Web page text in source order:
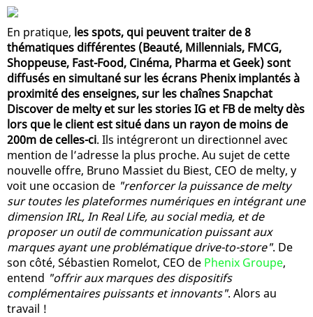
En pratique, les spots, qui peuvent traiter de 8
thématiques différentes (Beauté, Millennials, FMCG,
Shoppeuse, Fast-Food, Cinéma, Pharma et Geek) sont
diffusés en simultané sur les écrans Phenix implantés à
proximité des enseignes, sur les chaînes Snapchat
Discover de melty et sur les stories IG et FB de melty dès
lors que le client est situé dans un rayon de moins de
200m de celles-ci. Ils intégreront un directionnel avec
mention de l’adresse la plus proche. Au sujet de cette
nouvelle offre, Bruno Massiet du Biest, CEO de melty, y
voit une occasion de "renforcer la puissance de melty
sur toutes les plateformes numériques en intégrant une
dimension IRL, In Real Life, au social media, et de
proposer un outil de communication puissant aux
marques ayant une problématique drive-to-store". De
son côté, Sébastien Romelot, CEO de Phenix Groupe,
entend "offrir aux marques des dispositifs
complémentaires puissants et innovants". Alors au
travail !